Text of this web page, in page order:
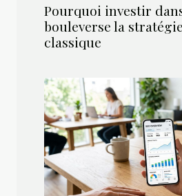
Pourquoi investir
bouleverse la
classique